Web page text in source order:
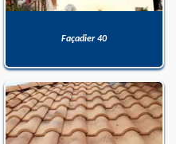
Façadier 40